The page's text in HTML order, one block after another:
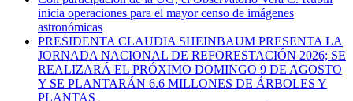
inicia operaciones para el mayor censo de imágenes
astronómicas
PRESIDENTA CLAUDIA SHEINBAUM PRESENTA LA
JORNADA NACIONAL DE REFORESTACIÓN 2026; SE
REALIZARÁ EL PRÓXIMO DOMINGO 9 DE AGOSTO
Y SE PLANTARÁN 6.6 MILLONES DE ÁRBOLES Y
PLANTAS